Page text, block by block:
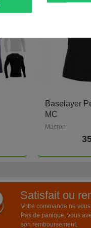
Baselayer
MC
Macron
Satisfait ou
Votre commande ne
Pas de panique, vous
son remboursement.